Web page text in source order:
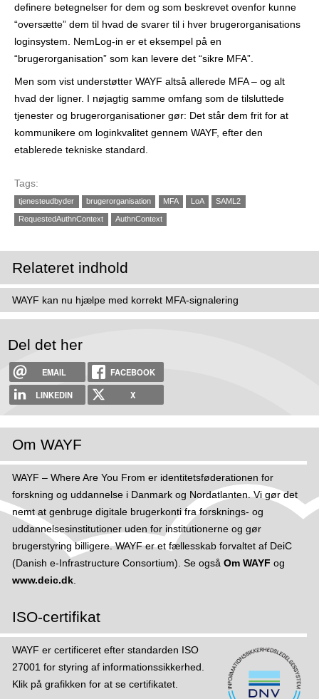
definere betegnelser for dem og som beskrevet ovenfor kunne
“oversætte” dem til hvad de svarer til i hver brugerorganisations
login­system. NemLog-in er et eksempel på en
“brugerorganisation” som kan levere det “sikre MFA”.
Men som vist understøtter WAYF altså allerede MFA – og alt
hvad der ligner. I nøjagtig samme omfang som de tilsluttede
tjenester og brugerorganisationer gør: Det står dem frit for at
kommunikere om login­kvalitet gennem WAYF, efter den
etablerede tekniske standard.
Tags:
tjenesteudbyder brugerorganisation MFA LoA SAML2
RequestedAuthnContext AuthnContext
Relateret indhold
WAYF kan nu hjælpe med korrekt MFA-signalering
Del det her
EMAIL
FACEBOOK
LINKEDIN
X
Om WAYF
WAYF – Where Are You From er identitetsføderationen for
forskning og uddannelse i Danmark og Nordatlanten. Vi gør det
nemt at genbruge digitale brugerkonti fra forsknings- og
uddannelsesinstitutioner uden for institutionerne og gør
brugerstyring billigere. WAYF er et fællesskab forvaltet af DeiC
(Danish e-Infrastructure Consortium). Se også Om WAYF og
www.deic.dk.
ISO-certifikat
WAYF er certificeret efter standarden ISO
27001 for styring af informations­sikker­hed.
Klik på grafikken for at se certifikatet.